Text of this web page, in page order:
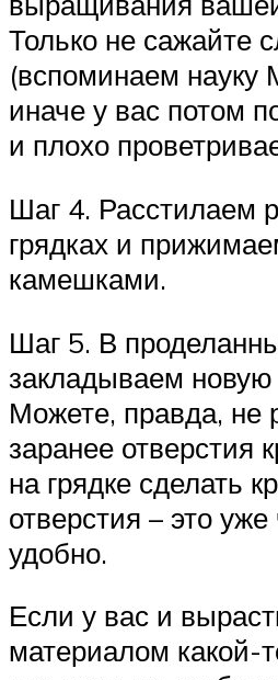
Только не сажайте
(вспоминаем науку
иначе у вас потом
и плохо
Шаг 4. Расстилаем
грядках и
камешками.
Шаг 5. В
закладываем
Можете, правда, не
заранее отверстия
на грядке сделать
отверстия – это
удобно.
Если у вас и
материалом какой-